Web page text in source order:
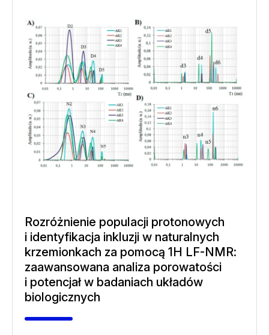
Rozróżnienie populacji protonowych
i identyfikacja inkluzji w naturalnych
krzemionkach za pomocą 1H LF-NMR:
zaawansowana analiza porowatości
i potencjał w badaniach układów
biologicznych